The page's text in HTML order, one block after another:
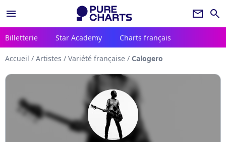
menu newsletter search
Billetterie Star Academy Charts français
Accueil / Artistes / Variété française / Calogero